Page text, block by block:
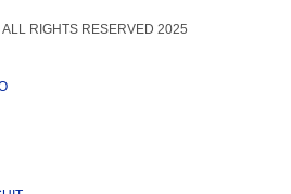
RIGHTS RESERVED 2025